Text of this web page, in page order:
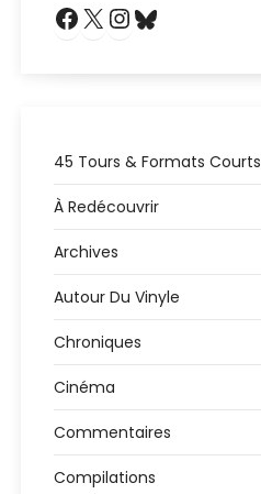
45 Tours & Formats Courts
À Redécouvrir
Archives
Autour Du Vinyle
Chroniques
Cinéma
Commentaires
Compilations